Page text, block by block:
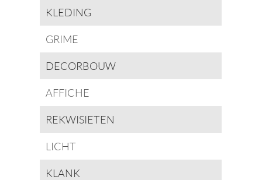
KLEDING
GRIME
DECORBOUW
AFFICHE
REKWISIETEN
LICHT
KLANK